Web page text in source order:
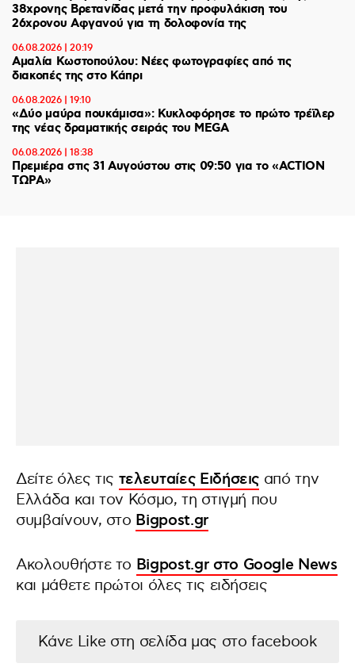
38χρονης Βρετανίδας μετά την προφυλάκιση του
26χρονου Αφγανού για τη δολοφονία της
06.08.2026 | 20:19
Αμαλία Κωστοπούλου: Νέες φωτογραφίες από τις
διακοπές της στο Κάπρι
06.08.2026 | 19:10
«Δύο μαύρα πουκάμισα»: Κυκλοφόρησε το πρώτο τρέϊλερ
της νέας δραματικής σειράς του MEGA
06.08.2026 | 18:38
Πρεμιέρα στις 31 Αυγούστου στις 09:50 για το «ACTION
ΤΩΡΑ»
Δείτε όλες τις τελευταίες Ειδήσεις από την
Ελλάδα και τον Κόσμο, τη στιγμή που
συμβαίνουν, στο Bigpost.gr
Ακολουθήστε το Bigpost.gr στο Google News
και μάθετε πρώτοι όλες τις ειδήσεις
Κάνε Like στη σελίδα μας στο facebook